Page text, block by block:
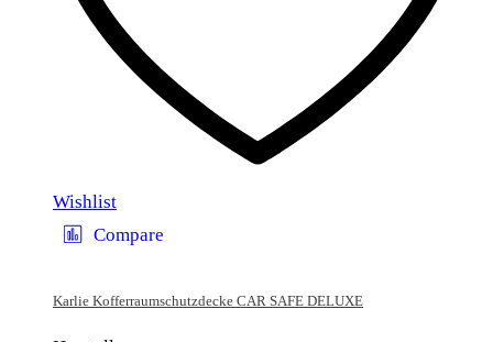
Wishlist
Compare
Karlie Kofferraumschutzdecke CAR SAFE DELUXE